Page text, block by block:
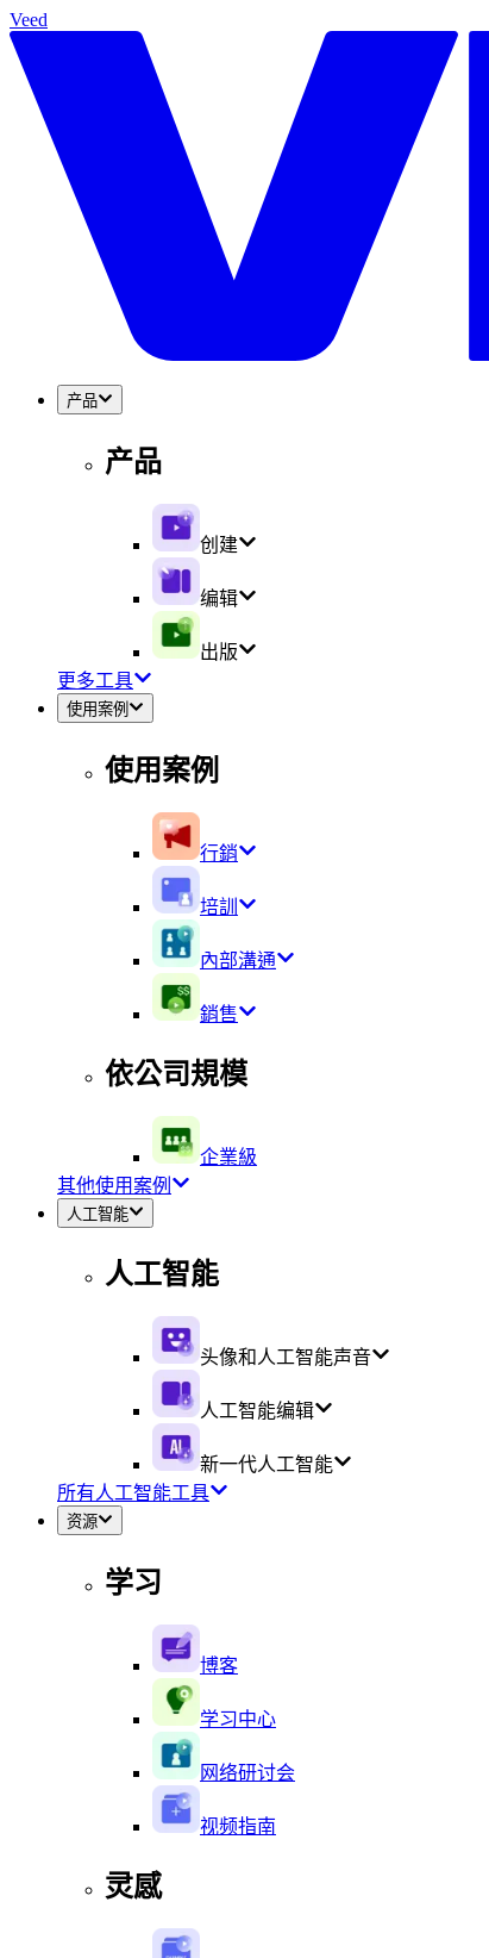
Veed
产品
产品
创建
编辑
出版
更多工具
使用案例
使用案例
行銷
培訓
內部溝通
銷售
依公司規模
企業級
其他使用案例
人工智能
人工智能
头像和人工智能声音
人工智能编辑
新一代人工智能
所有人工智能工具
资源
学习
博客
学习中心
网络研讨会
视频指南
灵感